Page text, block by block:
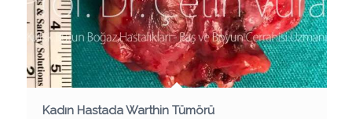
Kadın Hastada Warthin Tümörü